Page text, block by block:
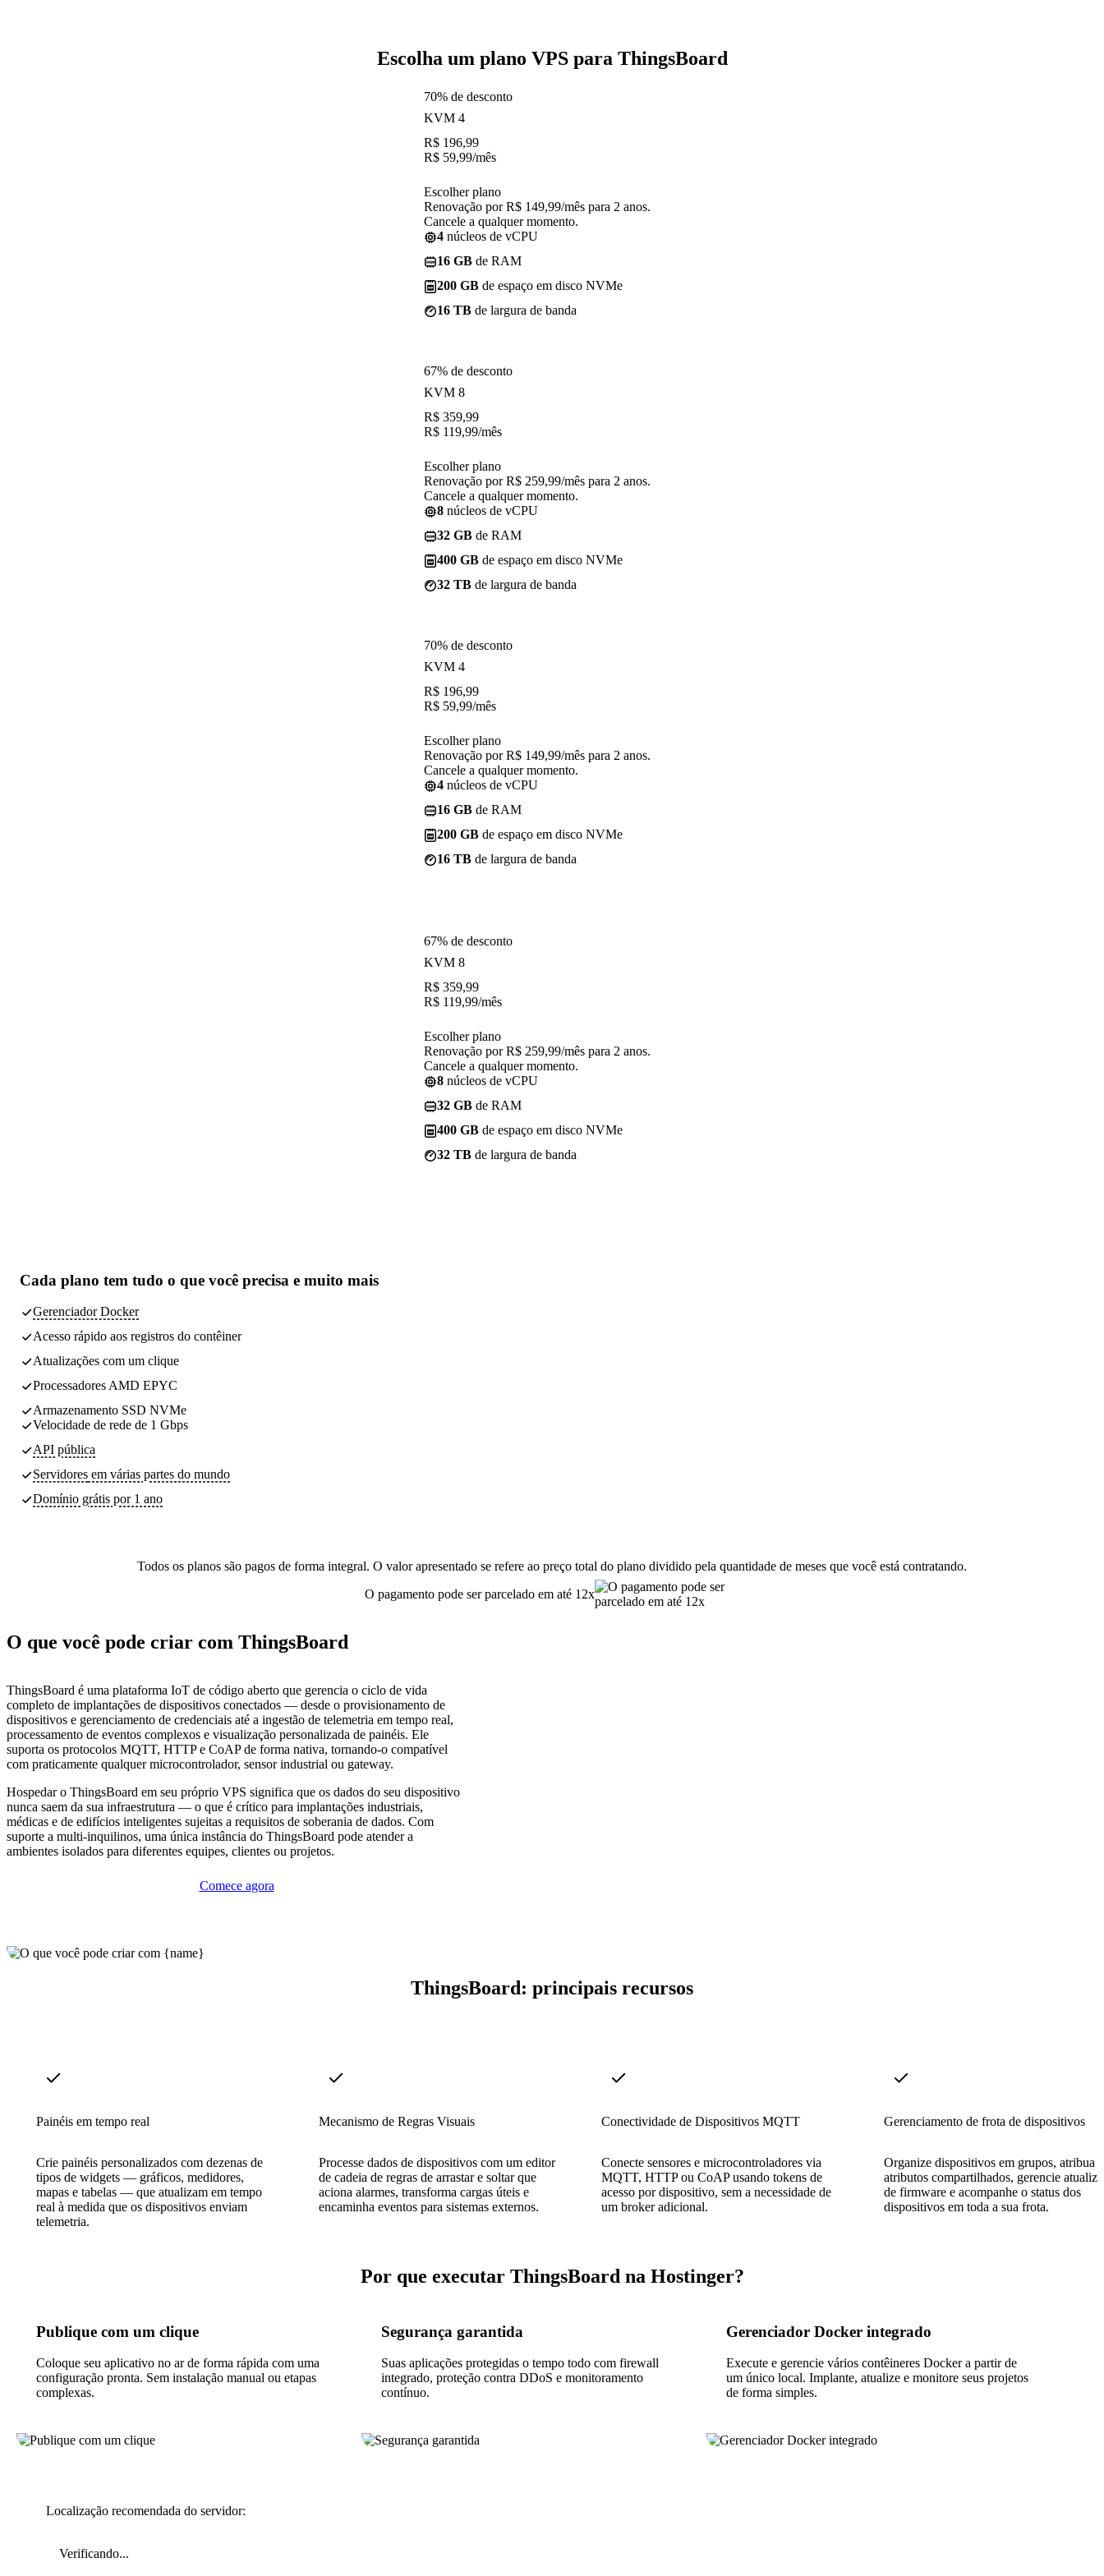
Escolha um plano VPS para ThingsBoard
70% de desconto
KVM 4
R$ 196,99
R$ 59,99/mês
Escolher plano
Renovação por R$ 149,99/mês para 2 anos.
Cancele a qualquer momento.
4 núcleos de vCPU
16 GB de RAM
200 GB de espaço em disco NVMe
16 TB de largura de banda
67% de desconto
KVM 8
R$ 359,99
R$ 119,99/mês
Escolher plano
Renovação por R$ 259,99/mês para 2 anos.
Cancele a qualquer momento.
8 núcleos de vCPU
32 GB de RAM
400 GB de espaço em disco NVMe
32 TB de largura de banda
70% de desconto
KVM 4
R$ 196,99
R$ 59,99/mês
Escolher plano
Renovação por R$ 149,99/mês para 2 anos.
Cancele a qualquer momento.
4 núcleos de vCPU
16 GB de RAM
200 GB de espaço em disco NVMe
16 TB de largura de banda
67% de desconto
KVM 8
R$ 359,99
R$ 119,99/mês
Escolher plano
Renovação por R$ 259,99/mês para 2 anos.
Cancele a qualquer momento.
8 núcleos de vCPU
32 GB de RAM
400 GB de espaço em disco NVMe
32 TB de largura de banda
Cada plano tem tudo o que você precisa e muito mais
Gerenciador Docker
Acesso rápido aos registros do contêiner
Atualizações com um clique
Processadores AMD EPYC
Armazenamento SSD NVMe
Velocidade de rede de 1 Gbps
API pública
Servidores em várias partes do mundo
Domínio grátis por 1 ano
Todos os planos são pagos de forma integral. O valor apresentado se refere ao preço total do plano dividido pela quantidade de meses que você está contratando.
O pagamento pode ser parcelado em até 12x
O que você pode criar com ThingsBoard
ThingsBoard é uma plataforma IoT de código aberto que gerencia o ciclo de vida
completo de implantações de dispositivos conectados — desde o provisionamento de
dispositivos e gerenciamento de credenciais até a ingestão de telemetria em tempo real,
processamento de eventos complexos e visualização personalizada de painéis. Ele
suporta os protocolos MQTT, HTTP e CoAP de forma nativa, tornando-o compatível
com praticamente qualquer microcontrolador, sensor industrial ou gateway.
Hospedar o ThingsBoard em seu próprio VPS significa que os dados do seu dispositivo
nunca saem da sua infraestrutura — o que é crítico para implantações industriais,
médicas e de edifícios inteligentes sujeitas a requisitos de soberania de dados. Com
suporte a multi-inquilinos, uma única instância do ThingsBoard pode atender a
ambientes isolados para diferentes equipes, clientes ou projetos.
Comece agora
ThingsBoard: principais recursos
Painéis em tempo real
Crie painéis personalizados com dezenas de
tipos de widgets — gráficos, medidores,
mapas e tabelas — que atualizam em tempo
real à medida que os dispositivos enviam
telemetria.
Mecanismo de Regras Visuais
Processe dados de dispositivos com um editor
de cadeia de regras de arrastar e soltar que
aciona alarmes, transforma cargas úteis e
encaminha eventos para sistemas externos.
Conectividade de Dispositivos MQTT
Conecte sensores e microcontroladores via
MQTT, HTTP ou CoAP usando tokens de
acesso por dispositivo, sem a necessidade de
um broker adicional.
Gerenciamento de frota de dispositivos
Organize dispositivos em grupos, atribua
atributos compartilhados, gerencie
de firmware e acompanhe o status dos
dispositivos em toda a sua frota.
Por que executar ThingsBoard na Hostinger?
Publique com um clique
Coloque seu aplicativo no ar de forma rápida com uma
configuração pronta. Sem instalação manual ou etapas
complexas.
Segurança garantida
Suas aplicações protegidas o tempo todo com firewall
integrado, proteção contra DDoS e monitoramento
contínuo.
Gerenciador Docker integrado
Execute e gerencie vários contêineres Docker a partir de
um único local. Implante, atualize e monitore seus projetos
de forma simples.
Localização recomendada do servidor:
Verificando...